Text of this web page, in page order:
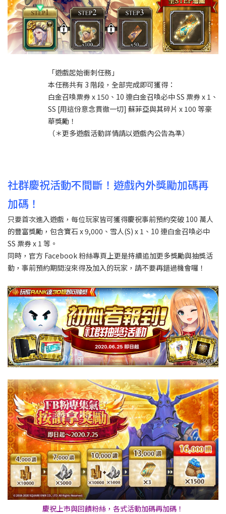
「遊戲起始衝刺任務」
本任務共有 3 階段，全部完成即可獲得：
白金召喚票券 x 150、10 連白金召喚必中 SS 票券 x 1、
SS [用這份意念貫徹一切] 蘇菲亞與其碎片 x 100 等豪
華獎勵！
（＊更多遊戲活動詳情請以遊戲內公告為準）
社群慶祝活動不間斷！遊戲內外獎勵加碼再
加碼！
只要首次進入遊戲，每位玩家皆可獲得慶祝事前預約突破 100 萬人
的豐富獎勵，包含寶石 x 9,000、雪人(S) x 1、10 連白金召喚必中
SS 票券 x 1 等。
同時，官方 Facebook 粉絲專頁上更是持續追加更多獎勵與抽獎活
動，事前預約期間沒來得及加入的玩家，請不要再錯過機會囉！
慶祝上市與回饋粉絲，各式活動加碼再加碼！